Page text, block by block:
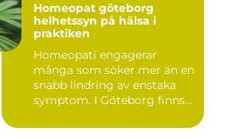
Homeopat göteborg
helhetssyn på hälsa i
praktiken
Homeopati engagerar
många som söker mer än en
snabb lindring av enstaka
symptom. I Göteborg finns